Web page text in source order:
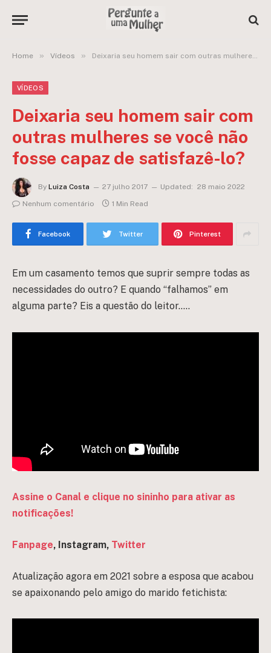
Home » Vídeos » Deixaria seu homem sair com outras mulheres se você não fosse capaz de satisfazê-lo?
VÍDEOS
Deixaria seu homem sair com
outras mulheres se você não
fosse capaz de satisfazê-lo?
By Luiza Costa 27 julho 2017 Updated: 28 maio 2022
Nenhum comentário
1 Min Read
Facebook Twitter Pinterest
Em um casamento temos que suprir sempre todas as
necessidades do outro? E quando “falhamos” em
alguma parte? Eis a questão do leitor…..
Assine o Canal e clique no sininho para ativar as
notificações!
Fanpage, Instagram, Twitter
Atualização agora em 2021 sobre a esposa que acabou
se apaixonando pelo amigo do marido fetichista: